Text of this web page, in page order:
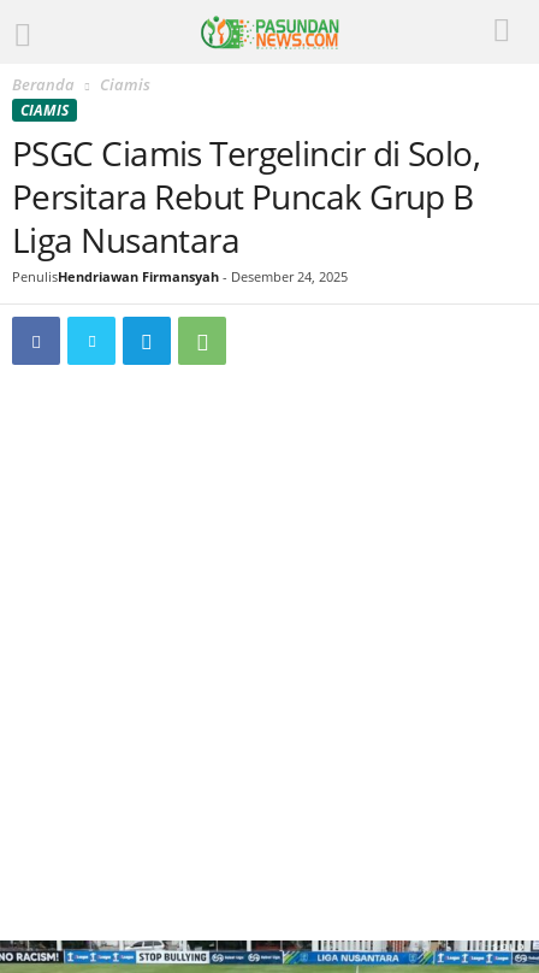
Beranda Ciamis
CIAMIS
PSGC Ciamis Tergelincir di Solo,
Persitara Rebut Puncak Grup B
Liga Nusantara
PenulisHendriawan Firmansyah - Desember 24, 2025